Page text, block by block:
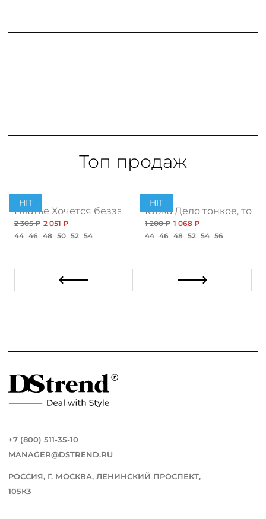
Топ продаж
HIT
Платье Хочется беззаботности, топ
2 305 ₽ 2 051 ₽
44 46 48 50 52 54
HIT
Юбка Дело тонкое, топ
1 200 ₽ 1 068 ₽
44 46 48 52 54 56
+7 (800) 511-35-10
MANAGER@DSTREND.RU
РОССИЯ, Г. МОСКВА, ЛЕНИНСКИЙ ПРОСПЕКТ,
105К3